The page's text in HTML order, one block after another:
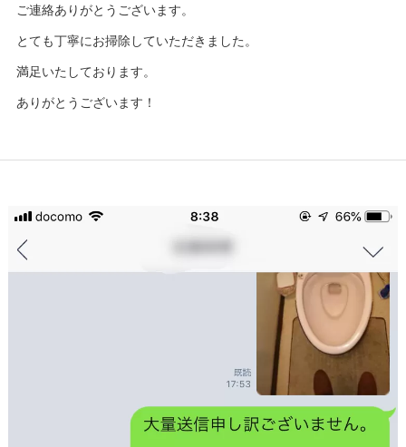
ご連絡ありがとうございます。
とても丁寧にお掃除していただきました。
満足いたしております。
ありがとうございます！